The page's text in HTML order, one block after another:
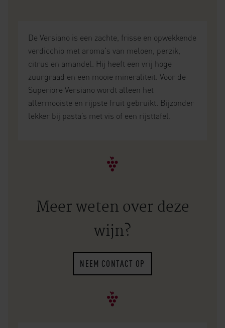
De Versiano is een zachte, frisse en opwekkende
verdicchio met aroma's van meloen, perzik,
citrus en amandel. Hij heeft een vrij hoge
zuurgraad en een mooie mineraliteit. Voor de
Superiore Versiano wordt alleen het
allermooiste en rijpste fruit gebruikt. Bijzonder
lekker bij pasta’s met vis of een rijsttafel.
Meer weten over deze
wijn?
NEEM CONTACT OP